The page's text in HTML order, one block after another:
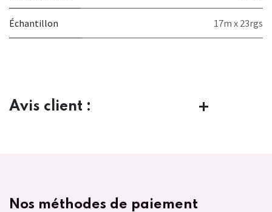
Échantillon 17m x 23rgs
Avis client :
Nos méthodes de paiement